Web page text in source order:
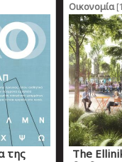
της
Οικονομία
The